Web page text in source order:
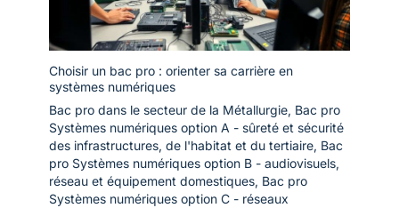
Choisir un bac pro : orienter sa carrière en
systèmes numériques
Bac pro dans le secteur de la Métallurgie, Bac pro
Systèmes numériques option A - sûreté et sécurité
des infrastructures, de l'habitat et du tertiaire, Bac
pro Systèmes numériques option B - audiovisuels,
réseau et équipement domestiques, Bac pro
Systèmes numériques option C - réseaux